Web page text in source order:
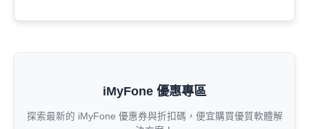
iMyFone 優惠專區
探索最新的 iMyFone 優惠券與折扣碼，便宜購買優質軟體解